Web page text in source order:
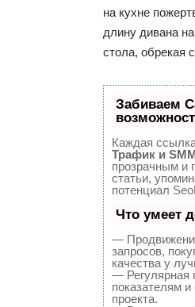
на кухне
длину дивана
стола, обрекая
Забиваем
Каждая
Трафик и
прозрачным и
статьи,
потенциал
Что умеет
—
запросов,
качества у
— Регулярная
показателям
проекта.